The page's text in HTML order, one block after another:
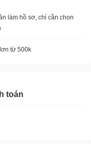
làm hồ sơ, chỉ cần chọn
từ 500k
toán